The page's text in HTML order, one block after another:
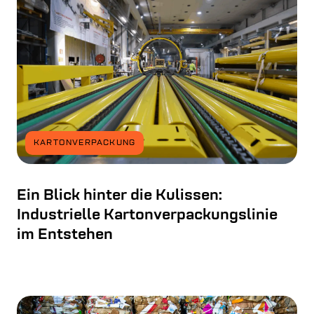
KARTONVERPACKUNG
Ein Blick hinter die Kulissen:
Industrielle Kartonverpackungslinie
im Entstehen